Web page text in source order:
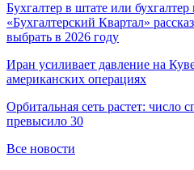
Бухгалтер в штате или
«Бухгалтерский Квартал»
выбрать в 2026 году
Иран усиливает давление на
американских операциях
Орбитальная сеть растет: число
превысило 30
Все новости